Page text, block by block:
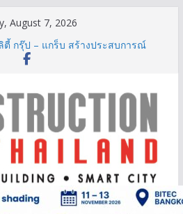
August 7, 2026
วกรรมโครงสร้างเสนอแผนปฏิรูป
รออกแบบถึงการตรวจสอบอาคารไทย
วกยิ่งขึ้น ภายใต้แนวคิด “More of
ชูแนวคิด “Empowering Net Zero in
ขับเคลื่อนอุตสาหกรรม
แร่สู่สังคมคาร์บอนต่ำอย่างยั่งยืน
ก้าวสู่ปีที่ 40 ยึดลูกค้าเป็นศูนย์กลาง
ติบโตอย่างยั่งยืน
เปิดตัว ฮอลิเดย์ อินน์ เอ็กซ์เพรส
นกระบี่